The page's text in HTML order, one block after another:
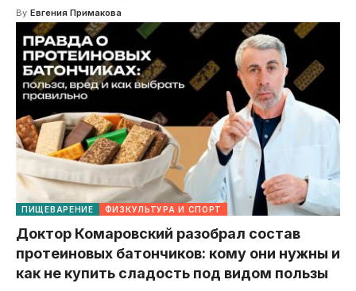
By Евгения Примакова
ПИЩЕВАРЕНИЕ ФИЗКУЛЬТУРА И СПОРТ
Доктор Комаровский разобрал состав
протеиновых батончиков: кому они нужны и
как не купить сладость под видом пользы